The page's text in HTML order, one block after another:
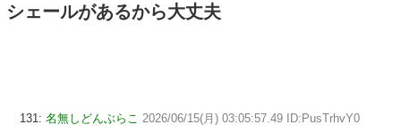
シェールがあるから大丈夫
131: 名無しどんぶらこ 2026/06/15(月) 03:05:57.49 ID:PusTrhvY0